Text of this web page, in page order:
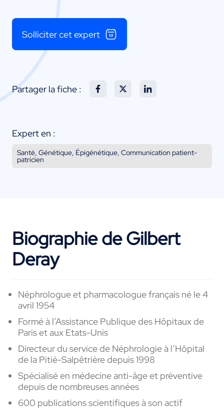
Solliciter cet expert
Partager la fiche :
Expert en :
Santé, Génétique, Épigénétique, Communication patient-
patricien
Biographie de Gilbert
Deray
Néphrologue et pharmacologue français né le 4
avril 1954
Forméà l’Assistance Publique des Hôpitaux de
Paris et aux Etats-Unis
Directeurdu service de Néphrologie à l’Hôpital
de la Pitié-Salpêtrière depuis 1998
Spécialisé en médecineanti-âge et préventive
depuis de nombreusesannées
600 publications scientifiques à son actif